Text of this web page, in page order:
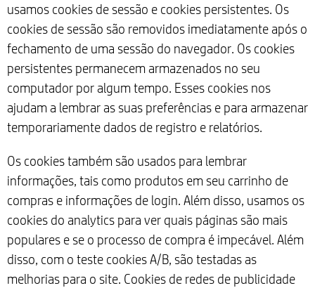
usamos cookies de sessão e cookies persistentes. Os
cookies de sessão são removidos imediatamente após o
fechamento de uma sessão do navegador. Os cookies
persistentes permanecem armazenados no seu
computador por algum tempo. Esses cookies nos
ajudam a lembrar as suas preferências e para armazenar
temporariamente dados de registro e relatórios.
Os cookies também são usados para lembrar
informações, tais como produtos em seu carrinho de
compras e informações de login. Além disso, usamos os
cookies do analytics para ver quais páginas são mais
populares e se o processo de compra é impecável. Além
disso, com o teste cookies A/B, são testadas as
melhorias para o site. Cookies de redes de publicidade